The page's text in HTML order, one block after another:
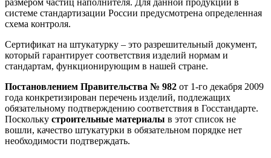
размером частиц наполнителя. Для данной продукции в
системе стандартизации России предусмотрена определенная
схема контроля.
Сертификат на штукатурку – это разрешительный документ,
который гарантирует соответствия изделий нормам и
стандартам, функционирующим в нашей стране.
Постановлением Правительства № 982 от 1-го декабря 2009
года конкретизирован перечень изделий, подлежащих
обязательному подтверждению соответствия в Госстандарте.
Поскольку строительные материалы в этот список не
вошли, качество штукатурки в обязательном порядке нет
необходимости подтверждать.